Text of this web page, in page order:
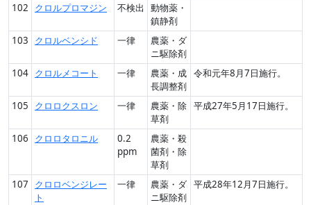
102 クロルプロマジン 不検出
動物薬・
鎮静剤
103
クロルベンシド 一律
農薬・ダ
ニ駆除剤
104 クロルメコート 一律
農薬・成
長調整剤
令和元年8月7日施行。
105 クロロクスロン 一律
農薬・除
草剤
平成27年5月17日施行。
106 クロロタロニル
0.2
ppm
農薬・殺
菌剤・除
草剤
107
クロロベンジレー
ト
一律
農薬・ダ
ニ駆除剤
平成28年12月7日施行。